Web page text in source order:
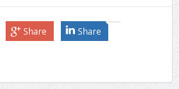
Share Share